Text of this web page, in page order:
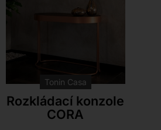
Tonin Casa
Rozkládací konzole
CORA